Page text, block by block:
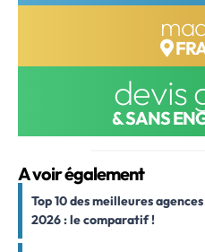
devis
& SANS
A voir également
Top 10 des meilleures
2026 : le comparatif !